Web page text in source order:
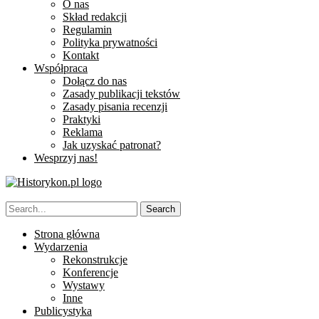
O nas
Skład redakcji
Regulamin
Polityka prywatności
Kontakt
Współpraca
Dołącz do nas
Zasady publikacji tekstów
Zasady pisania recenzji
Praktyki
Reklama
Jak uzyskać patronat?
Wesprzyj nas!
Strona główna
Wydarzenia
Rekonstrukcje
Konferencje
Wystawy
Inne
Publicystyka